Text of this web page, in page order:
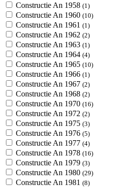
Constructie An 1958 (1)
Constructie An 1960 (10)
Constructie An 1961 (1)
Constructie An 1962 (2)
Constructie An 1963 (1)
Constructie An 1964 (4)
Constructie An 1965 (10)
Constructie An 1966 (1)
Constructie An 1967 (2)
Constructie An 1968 (2)
Constructie An 1970 (16)
Constructie An 1972 (2)
Constructie An 1975 (3)
Constructie An 1976 (5)
Constructie An 1977 (4)
Constructie An 1978 (16)
Constructie An 1979 (3)
Constructie An 1980 (29)
Constructie An 1981 (8)